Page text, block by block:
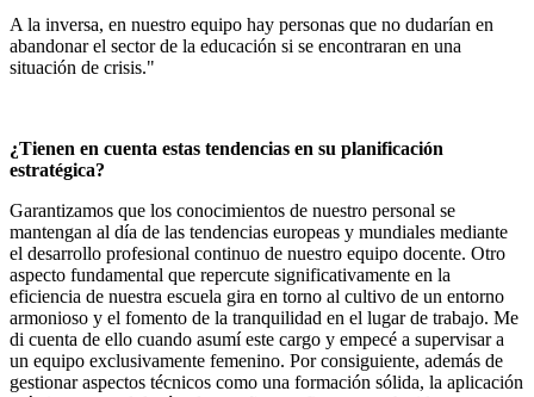
A la inversa, en nuestro equipo hay personas que no dudarían en
abandonar el sector de la educación si se encontraran en una
situación de crisis."
¿Tienen en cuenta estas tendencias en su planificación
estratégica?
Garantizamos que los conocimientos de nuestro personal se
mantengan al día de las tendencias europeas y mundiales mediante
el desarrollo profesional continuo de nuestro equipo docente. Otro
aspecto fundamental que repercute significativamente en la
eficiencia de nuestra escuela gira en torno al cultivo de un entorno
armonioso y el fomento de la tranquilidad en el lugar de trabajo. Me
di cuenta de ello cuando asumí este cargo y empecé a supervisar a
un equipo exclusivamente femenino. Por consiguiente, además de
gestionar aspectos técnicos como una formación sólida, la aplicación